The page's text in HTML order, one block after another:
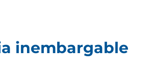
inembargable